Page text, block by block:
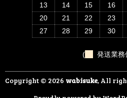
13
14 15 16
20
21 22 23
27
28 29 30
( 発送業務
Copyright © 2026 wabisuke, All